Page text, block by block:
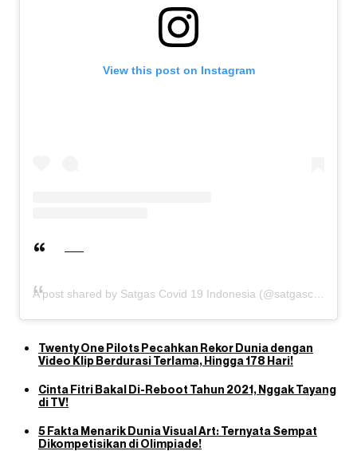
View this post on Instagram
A post shared by Satgas Covid 19 Indonesia (@satgascovid19.id)
Twenty One Pilots Pecahkan Rekor Dunia dengan
Video Klip Berdurasi Terlama, Hingga 178 Hari!
Cinta Fitri Bakal Di-Reboot Tahun 2021, Nggak Tayang
di TV!
5 Fakta Menarik Dunia Visual Art: Ternyata Sempat
Dikompetisikan di Olimpiade!